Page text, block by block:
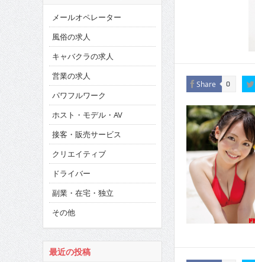
Share 0
メールオペレーター
風俗の求人
キャバクラの求人
営業の求人
パワフルワーク
ホスト・モデル・AV
接客・販売サービス
クリエイティブ
ドライバー
副業・在宅・独立
その他
最近の投稿